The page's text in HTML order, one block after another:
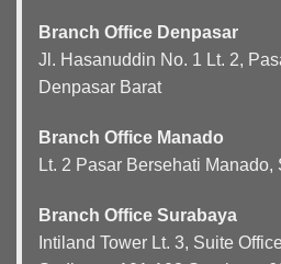
Branch Office Denpasar
Jl. Hasanuddin No. 1 Lt. 2,
Denpasar Barat
Branch Office Manado
Lt. 2 Pasar Bersehati Manado,
Branch Office Surabaya
Intiland Tower Lt. 3, Suite